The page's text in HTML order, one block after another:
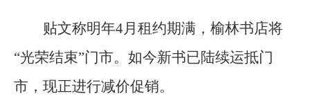
贴文称明年4月租约期满，榆林书店将
“光荣结束”门市。如今新书已陆续运抵门
市，现正进行减价促销。